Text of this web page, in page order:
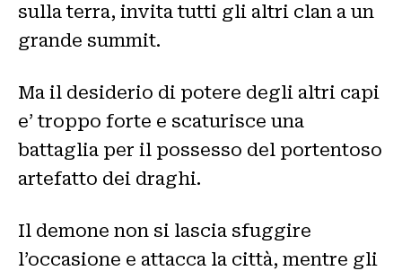
sulla terra, invita tutti gli altri clan a un
grande summit.
Ma il desiderio di potere degli altri capi
e’ troppo forte e scaturisce una
battaglia per il possesso del portentoso
artefatto dei draghi.
Il demone non si lascia sfuggire
l’occasione e attacca la città, mentre gli